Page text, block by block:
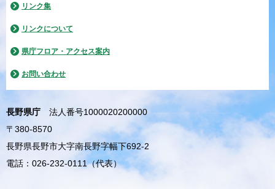
リンク集
リンクについて
県庁フロア・アクセス案内
お問い合わせ
長野県庁
法人番号1000020200000
〒380-8570
長野県長野市大字南長野字幅下692-2
電話：026-232-0111（代表）